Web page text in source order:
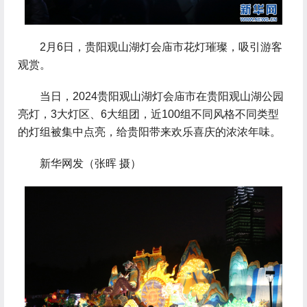
2月6日，贵阳观山湖灯会庙市花灯璀璨，吸引游客
观赏。
当日，2024贵阳观山湖灯会庙市在贵阳观山湖公园
亮灯，3大灯区、6大组团，近100组不同风格不同类型
的灯组被集中点亮，给贵阳带来欢乐喜庆的浓浓年味。
新华网发（张晖 摄）